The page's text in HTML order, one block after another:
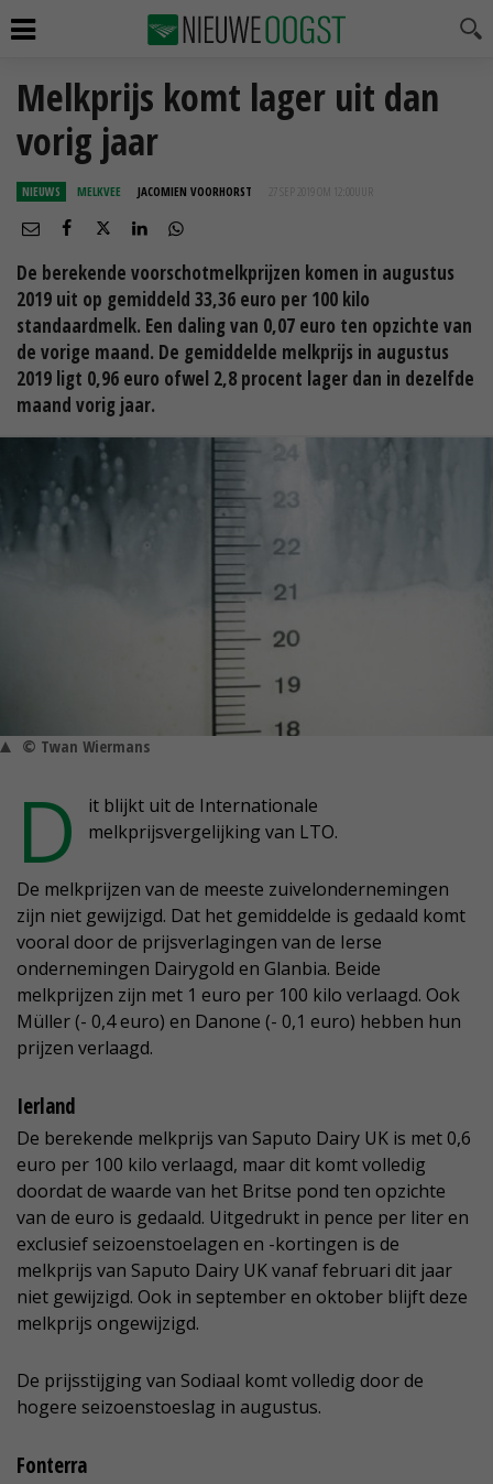
Melkprijs komt lager uit dan
vorig jaar
NIEUWS MELKVEE JACOMIEN VOORHORST 27 SEP 2019 OM 12:00
De berekende voorschotmelkprijzen komen in augustus
2019 uit op gemiddeld 33,36 euro per 100 kilo
standaardmelk. Een daling van 0,07 euro ten opzichte van
de vorige maand. De gemiddelde melkprijs in augustus
2019 ligt 0,96 euro ofwel 2,8 procent lager dan in dezelfde
maand vorig jaar.
© Twan Wiermans
D
it blijkt uit de Internationale
melkprijsvergelijking van LTO.
De melkprijzen van de meeste zuivelondernemingen
zijn niet gewijzigd. Dat het gemiddelde is gedaald komt
vooral door de prijsverlagingen van de Ierse
ondernemingen Dairygold en Glanbia. Beide
melkprijzen zijn met 1 euro per 100 kilo verlaagd. Ook
Müller (- 0,4 euro) en Danone (- 0,1 euro) hebben hun
prijzen verlaagd.
Ierland
De berekende melkprijs van Saputo Dairy UK is met 0,6
euro per 100 kilo verlaagd, maar dit komt volledig
doordat de waarde van het Britse pond ten opzichte
van de euro is gedaald. Uitgedrukt in pence per liter en
exclusief seizoenstoelagen en -kortingen is de
melkprijs van Saputo Dairy UK vanaf februari dit jaar
niet gewijzigd. Ook in september en oktober blijft deze
melkprijs ongewijzigd.
De prijsstijging van Sodiaal komt volledig door de
hogere seizoenstoeslag in augustus.
Fonterra